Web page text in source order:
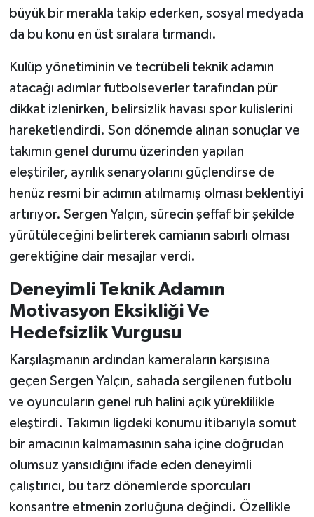
büyük bir merakla takip ederken, sosyal medyada
da bu konu en üst sıralara tırmandı.
Kulüp yönetiminin ve tecrübeli teknik adamın
atacağı adımlar futbolseverler tarafından pür
dikkat izlenirken, belirsizlik havası spor kulislerini
hareketlendirdi. Son dönemde alınan sonuçlar ve
takımın genel durumu üzerinden yapılan
eleştiriler, ayrılık senaryolarını güçlendirse de
henüz resmi bir adımın atılmamış olması beklentiyi
artırıyor. Sergen Yalçın, sürecin şeffaf bir şekilde
yürütüleceğini belirterek camianın sabırlı olması
gerektiğine dair mesajlar verdi.
Deneyimli Teknik Adamın
Motivasyon Eksikliği Ve
Hedefsizlik Vurgusu
Karşılaşmanın ardından kameraların karşısına
geçen Sergen Yalçın, sahada sergilenen futbolu
ve oyuncuların genel ruh halini açık yüreklilikle
eleştirdi. Takımın ligdeki konumu itibarıyla somut
bir amacının kalmamasının saha içine doğrudan
olumsuz yansıdığını ifade eden deneyimli
çalıştırıcı, bu tarz dönemlerde sporcuları
konsantre etmenin zorluğuna değindi. Özellikle